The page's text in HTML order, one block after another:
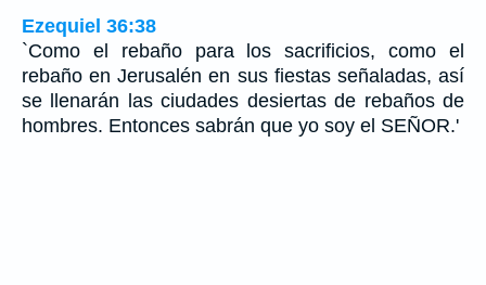
Ezequiel 36:38
`Como el rebaño para los sacrificios, como el
rebaño en Jerusalén en sus fiestas señaladas, así
se llenarán las ciudades desiertas de rebaños de
hombres. Entonces sabrán que yo soy el SEÑOR.'